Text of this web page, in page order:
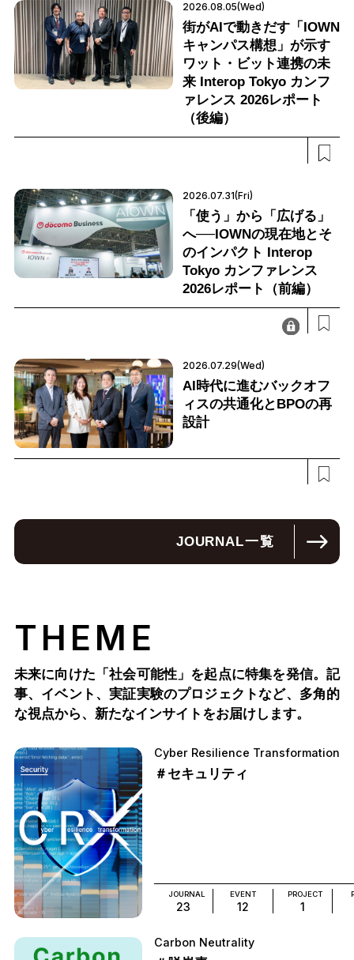
2026.08.05(Wed)
街がAIで動きだす「IOWN
キャンパス構想」が示す
ワット・ビット連携の未
来 Interop Tokyo カンフ
ァレンス 2026レポート
（後編）
2026.07.31(Fri)
「使う」から「広げる」
へ──IOWNの現在地とそ
のインパクト Interop
Tokyo カンファレンス
2026レポート（前編）
2026.07.29(Wed)
AI時代に進むバックオフ
ィスの共通化とBPOの再
設計
JOURNAL一覧
THEME
未来に向けた「社会可能性」を起点に特集を発信。記
事、イベント、実証実験のプロジェクトなど、多角的
な視点から、新たなインサイトをお届けします。
Cyber Resilience Transformation
＃セキュリティ
JOURNAL
23
EVENT
12
PROJECT
1
Carbon Neutrality